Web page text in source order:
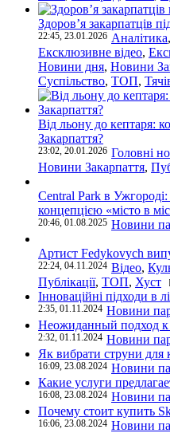
Здоров’я закарпатців
22:45, 23.01.2026 Аналітика,
Ексклюзивне відео,
Новини дня, Новини
Суспільство, ТОП,
Від льону до кептаря:
Закарпаття?
23:02, 20.01.2026 Головні
Новини Закарпаття,
Central Park в
концепцією «місто в
20:46, 01.08.2025 Новини
Артист Fedykovych
22:24, 04.11.2024 Відео,
Публікації, ТОП, Хуст
Інноваційні підходи в
2:35, 01.11.2024 Новини
Неожиданный подход
2:32, 01.11.2024 Новини
Як вибрати струни для
16:09, 23.08.2024 Новини
Какие услуги
16:08, 23.08.2024 Новини
Почему стоит купить
16:06, 23.08.2024 Новини